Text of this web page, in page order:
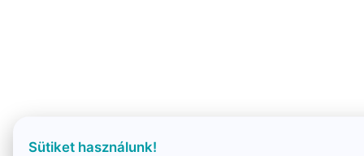
Sütiket használunk!